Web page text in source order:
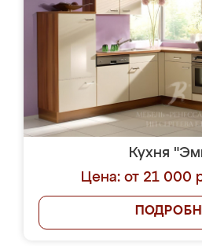
Кухня
Цена: от 21 000